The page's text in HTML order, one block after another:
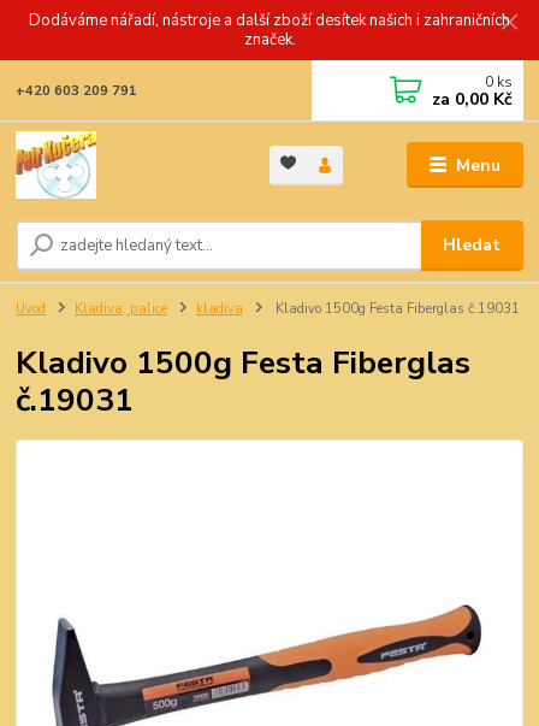
Dodáváme nářadí, nástroje a další zboží desítek našich i zahraničních
značek.
Menu
Hledat
+420 603 209 791 0 ks
za 0,00 Kč
Úvod Kladiva, palice kladiva Kladivo 1500g Festa Fiberglas č.19031
Kladivo 1500g Festa Fiberglas
č.19031